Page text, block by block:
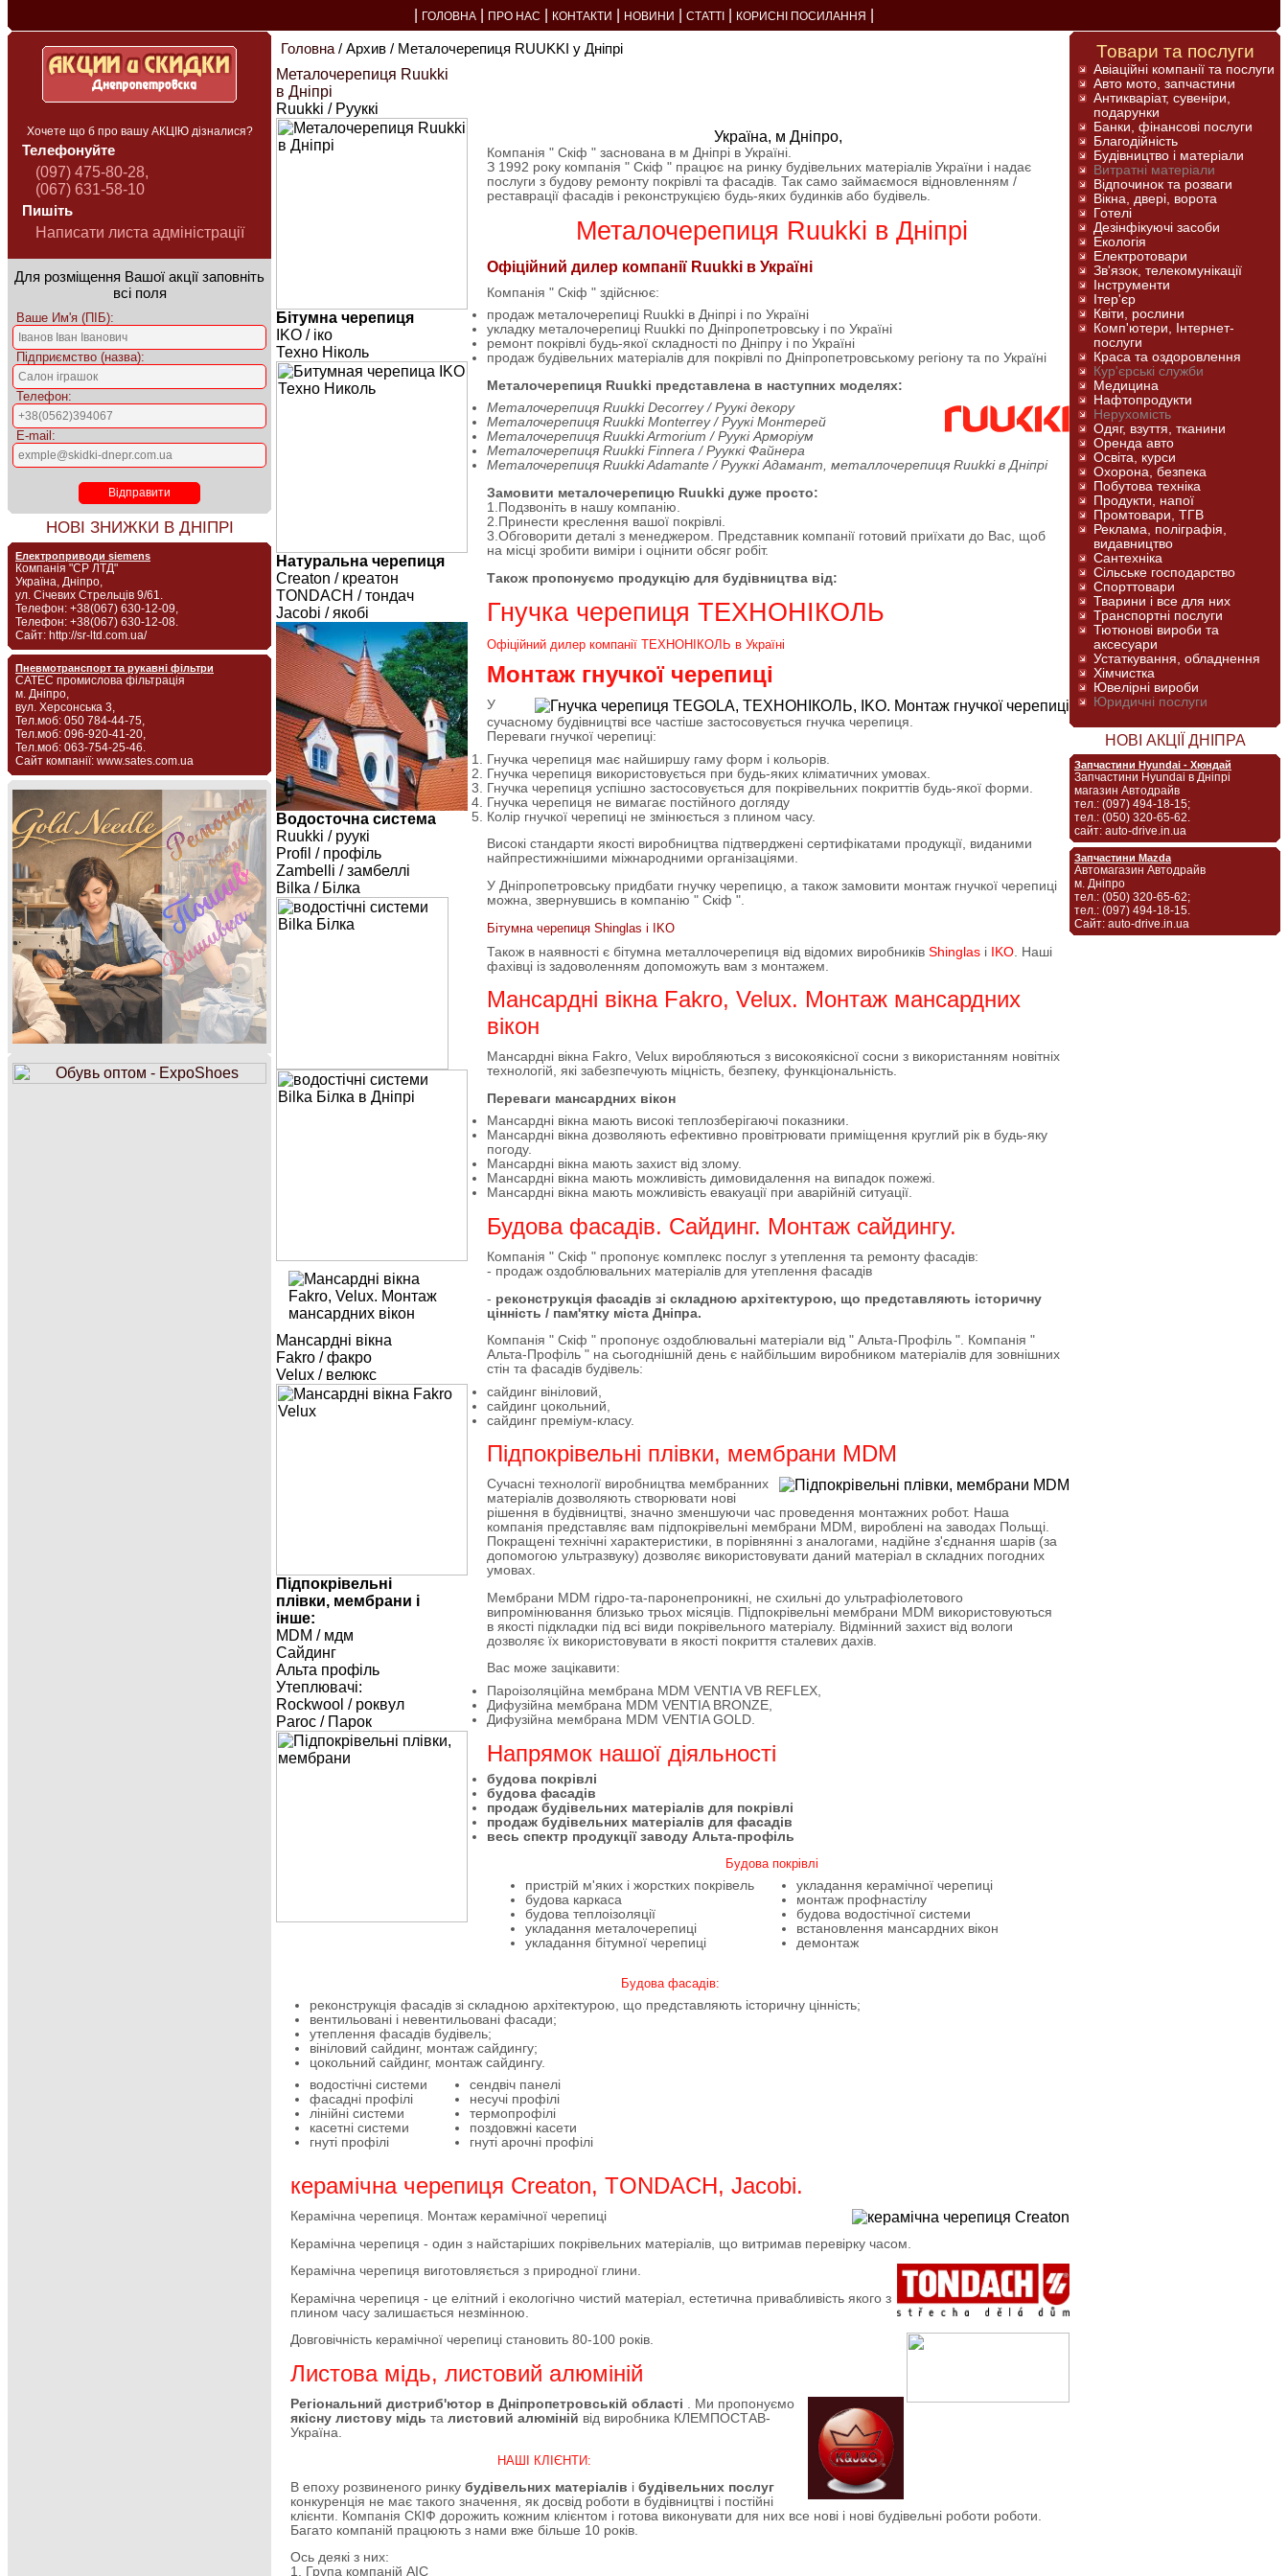
ГОЛОВНА ПРО НАС КОНТАКТИ НОВИНИ СТАТТІ КОРИСНІ ПОСИЛАННЯ
Хочете що б про вашу АКЦІЮ дізналися?
Телефонуйте
(097) 475-80-28,
(067) 631-58-10
Пишіть
Написати листа адміністрації
Для розміщення Вашої акції заповніть
всі поля
Ваше Им'я (ПІБ):
Підприємство (назва):
Телефон:
E-mail:
НОВІ ЗНИЖКИ В ДНІПРІ
Електроприводи siemens
Компанія "СР ЛТД"
Україна, Дніпро,
ул. Січевих Стрельців 9/61.
Телефон: +38(067) 630-12-09,
Телефон: +38(067) 630-12-08.
Сайт: http://sr-ltd.com.ua/
Пневмотранспорт та рукавні фільтри
САТЕС промислова фільтрація
м. Дніпро,
вул. Херсонська 3,
Тел.моб: 050 784-44-75,
Тел.моб: 096-920-41-20,
Тел.моб: 063-754-25-46.
Сайт компанії: www.sates.com.ua
Головна / Архив / Металочерепиця RUUKKI у Дніпрі
Металочерепиця Ruukki
в Дніпрі
Ruukki / Рууккі
Бітумна черепиця
IKO / іко
Техно Ніколь
Натуральна черепиця
Creaton / креатон
TONDACH / тондач
Jacobi / якобі
Водосточна система
Ruukki / руукі
Profil / профіль
Zambelli / замбеллі
Bilka / Білка
Мaнcapдні вікнa
Fakro / факро
Velux / велюкс
Підпокрівельні
плівки, мембрани і
інше:
MDM / мдм
Сайдинг
Альта профіль
Утеплювачі:
Rockwool / роквул
Paroc / Парок
Україна, м Дніпро,
Компанія " Скіф " заснована в м Дніпрі в Україні.
З 1992 року компанія " Скіф " працює на ринку будівельних матеріалів України і надає
послуги з будову ремонту покрівлі та фасадів. Так само займаємося відновленням /
реставрації фасадів і реконструкцією будь-яких будинків або будівель.
Металочерепиця Ruukki в Дніпрі
Офіційний дилер компанії Ruukki в Україні
Компанія " Скіф " здійснює:
продаж металочерепиці Ruukki в Дніпрі і по Україні
укладку металочерепиці Ruukki по Дніпропетровську і по Україні
ремонт покрівлі будь-якої складності по Дніпру і по Україні
продаж будівельних матеріалів для покрівлі по Дніпропетровському регіону та по Україні
Металочерепиця Ruukki представлена в наступних моделях:
Металочерепиця Ruukki Decorrey / Руукі декору
Металочерепиця Ruukki Monterrey / Руукі Монтерей
Металочерепиця Ruukki Armorium / Руукі Арморіум
Металочерепиця Ruukki Finnera / Рууккі Файнера
Металочерепиця Ruukki Adamante / Рууккі Адамант, мeтaллoчepeпиця Ruukki в Дніпрі
Замовити металочерепицю Ruukki дуже просто:
1.Подзвоніть в нашу компанію.
2.Принести креслення вашої покрівлі.
3.Обговорити деталі з менеджером. Представник компанії готовий приїхати до Вас, щоб
на місці зробити виміри і оцінити обсяг робіт.
Також пропонуємо продукцію для будівництва від:
Гнучка черепиця ТЕХНОНІКОЛЬ
Офіційний дилер компанії ТЕХНОНІКОЛЬ в Україні
Монтаж гнучкої черепиці
У
сучасному будівництві все частіше застосовується гнучка черепиця.
Переваги гнучкої черепиці:
Гнучка черепиця має найширшу гаму форм і кольорів.
Гнучка черепиця використовується при будь-яких кліматичних умовах.
Гнучка черепиця успішно застосовується для покрівельних покриттів будь-якої форми.
Гнучка черепиця не вимагає постійного догляду
Колір гнучкої черепиці не змінюється з плином часу.
Високі стандарти якості виробництва підтверджені сертифікатами продукції, виданими
найпрестижнішими міжнародними організаціями.
У Дніпропетровську придбати гнучку черепицю, а також замовити монтаж гнучкої черепиці
можна, звернувшись в компанію " Скіф ".
Бітумна черепиця Shinglas і IKO
Також в наявності є бітумна металлочерепиця від відомих виробників Shinglas і IKO . Наші
фахівці із задоволенням допоможуть вам з монтажем.
Мaнcapдні вікнa Fakro, Velux. Монтаж мансардних
вікон
Мансардні вікна Fakro, Velux виробляються з високоякісної сосни з використанням новітніх
технологій, які забезпечують міцність, безпеку, функціональність.
Переваги мансардних вікон
Мансардні вікна мають високі теплозберігаючі показники.
Мансардні вікна дозволяють ефективно провітрювати приміщення круглий рік в будь-яку
погоду.
Мансардні вікна мають захист від злому.
Мансардні вікна мають можливість димовидалення на випадок пожежі.
Мансардні вікна мають можливість евакуації при аварійній ситуації.
Будова фасадів. Сайдинг. Монтаж сайдингу.
Компанія " Скіф " пропонує комплекс послуг з утеплення та ремонту фасадів:
- продаж оздоблювальних матеріалів для утеплення фасадів
- реконструкція фасадів зі складною архітектурою, що представляють історичну
цінність / пам'ятку міста Дніпра.
Компанія " Скіф " пропонує оздоблювальні матеріали від " Альта-Профіль ". Компанія "
Альта-Профіль " на сьогоднішній день є найбільшим виробником матеріалів для зовнішних
стін та фасадів будівель:
сайдинг вініловий,
сайдинг цокольний,
сайдинг преміум-класу.
Підпокрівельні плівки, мембрани MDM
Сучасні технології виробництва мембранних
матеріалів дозволяють створювати нові
рішення в будівництві, значно зменшуючи час проведення монтажних робот. Наша
компанія представляє вам підпокрівельні мембрани MDМ, вироблені на заводах Польщі.
Покращені технічні характеристики, в порівнянні з аналогами, надійне з'єднання шарів (за
допомогою ультразвуку) дозволяє використовувати даний матеріал в складних погодних
умовах.
Мембрани MDМ гідро-та-паронепроникні, не схильні до ультрафіолетового
випромінювання близько трьох місяців. Підпокрівельні мембрани MDМ використовуються
в якості підкладки під всі види покрівельного матеріалу. Відмінний захист від вологи
дозволяє їх використовувати в якості покриття сталевих дахів.
Вас може зацікавити:
Пароізоляційна мембрана MDM VENTIA VB REFLEX,
Дифузійна мембрана MDM VENTIA BRONZE,
Дифузійна мембрана MDM VENTIA GOLD.
Напрямок нашої діяльності
будова покрівлі
будова фасадів
продаж будівельних матеріалів для покрівлі
продаж будівельних матеріалів для фасадів
весь спектр продукції заводу Альта-профіль
Будова покрівлі
пристрій м'яких і жорстких покрівель
будова каркаса
будова теплоізоляції
укладання металочерепиці
укладання бітумної черепиці
укладання керамічної черепиці
монтаж профнастілу
будова водостічної системи
встановлення мансардних вікон
демонтаж
Будова фасадів:
реконструкція фасадів зі складною архітектурою, що представляють історичну цінність;
вентильовані і невентильовані фасади;
утеплення фасадів будівель;
вініловий сайдинг, монтаж сайдингу;
цокольний сайдинг, монтаж сайдингу.
водостічні системи
фасадні профілі
лінійні системи
касетні системи
гнуті профілі
сендвіч панелі
несучі профілі
термопрофілі
поздовжні касети
гнуті арочні профілі
керамічна черепиця Creaton, TONDACH, Jacobi.
Керамічна черепиця. Монтаж керамічної черепиці
Керамічна черепиця - один з найстаріших покрівельних матеріалів, що витримав перевірку часом.
Керамічна черепиця виготовляється з природної глини.
Керамічна черепиця - це елітний і екологічно чистий матеріал, естетична привабливість якого з
плином часу залишається незмінною.
Довговічність керамічної черепиці становить 80-100 років.
Листова мідь, листовий алюміній
Регіональний дистриб'ютор в Дніпропетровській області . Ми пропонуємо
якісну листову мідь та листовий алюміній від виробника КЛЕМПОСТАВ-
Україна.
НАШІ КЛІЄНТИ:
В епоху розвиненого ринку будівельних матеріалів і будівельних послуг
конкуренція не має такого значення, як досвід роботи в будівництві і постійні
клієнти. Компанія СКІФ дорожить кожним клієнтом і готова виконувати для них все нові і нові будівельні роботи роботи.
Багато компаній працюють з нами вже більше 10 років.
Ось деякі з них:
1. Група компаній АІС
Товари та послуги
Авіаційні компанії та послуги
Авто мото, запчастини
Антикваріат, сувеніри,
подарунки
Банки, фінансові послуги
Благодійність
Будівництво і матеріали
Витратні матеріали
Відпочинок та розваги
Вікна, двері, ворота
Готелі
Дезінфікуючі засоби
Екологія
Електротовари
Зв'язок, телекомунікації
Інструменти
Ітер'єр
Квіти, рослини
Комп'ютери, Інтернет-
послуги
Краса та оздоровлення
Кур'єрські служби
Медицина
Нафтопродукти
Нерухомість
Одяг, взуття, тканини
Оренда авто
Освіта, курси
Охорона, безпека
Побутова техніка
Продукти, напої
Промтовари, ТГВ
Реклама, поліграфія,
видавництво
Сантехніка
Сільське господарство
Спорттовари
Тварини і все для них
Транспортні послуги
Тютюнові вироби та
аксесуари
Устаткування, обладнення
Хімчистка
Ювелірні вироби
Юридичні послуги
НОВІ АКЦІЇ ДНІПРА
Запчастини Hyundai - Хюндай
Запчастини Hyundai в Дніпрі
магазин Автодрайв
тел.: (097) 494-18-15;
тел.: (050) 320-65-62.
сайт: auto-drive.in.ua
Запчастини Mazda
Автомагазин Автодрайв
м. Дніпро
тел.: (050) 320-65-62;
тел.: (097) 494-18-15.
Сайт: auto-drive.in.ua